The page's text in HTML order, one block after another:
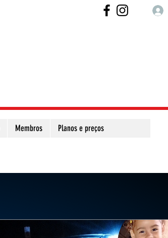
Membros Planos e preços